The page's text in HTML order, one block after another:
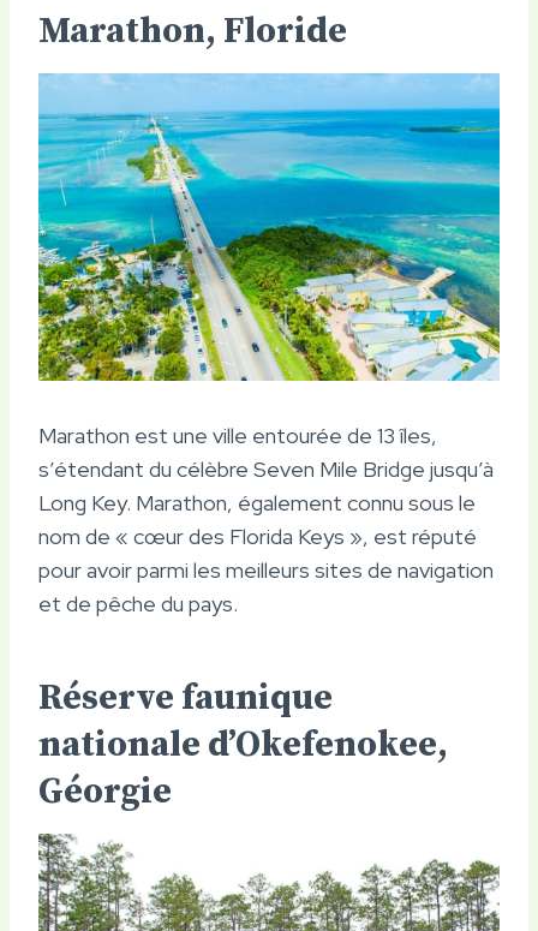
Marathon, Floride
Marathon est une ville entourée de 13 îles,
s’étendant du célèbre Seven Mile Bridge jusqu’à
Long Key. Marathon, également connu sous le
nom de « cœur des Florida Keys », est réputé
pour avoir parmi les meilleurs sites de navigation
et de pêche du pays.
Réserve faunique
nationale d’Okefenokee,
Géorgie